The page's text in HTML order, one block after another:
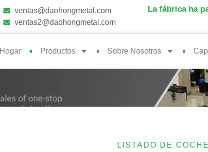
ventas@daohongmetal.com
ventas2@daohongmetal.com
La fábrica ha
Hogar Productos Sobre Nosotros
LISTADO DE